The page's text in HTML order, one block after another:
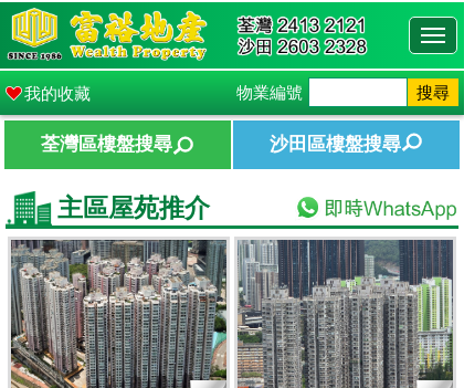
我的收藏 物業編號 搜尋
荃灣區樓盤搜尋 沙田區樓盤搜尋
主區屋苑推介